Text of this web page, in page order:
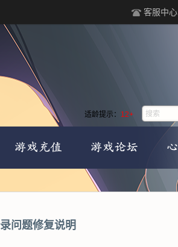
客服中心
适龄提示： 12+
问题修复说明